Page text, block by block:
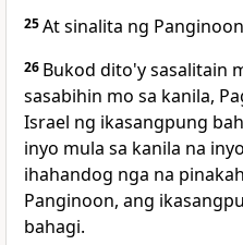
25At sinalita ng
26 Bukod dito'y sasalitain
sasabihin mo sa kanila,
Israel ng ikasangpung
inyo mula sa kanila na
ihahandog nga na
Panginoon, ang
bahagi.